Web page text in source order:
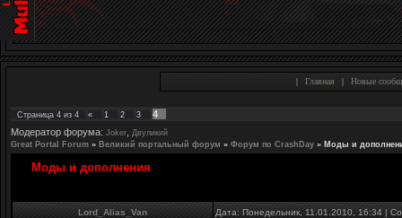
| Главная | Новые
Страница 4 из 4 « 1 2 3
4
Модератор форума: Joker Двуликий
Great Portal Forum » Великий портальный форум » Форум по CrashDay » Моды и
Моды и дополнения
Lord_Alias_Van Дата: Понедельник, 11.01.2010, 16:34 |